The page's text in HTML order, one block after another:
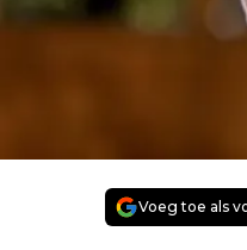
Voeg toe als